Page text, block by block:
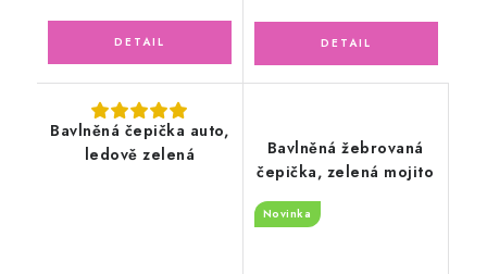
Bavlněná čepička auto,
ledově zelená
Bavlněná žebrovaná
čepička, zelená mojito
Novinka